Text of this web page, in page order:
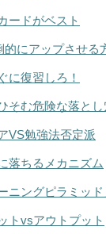
ードがベスト
的にアップさせる
に復習しろ！
そむ危険な落とし
VS勉強法否定派
落ちるメカニズム
ニングピラミッド
トvsアウトプット